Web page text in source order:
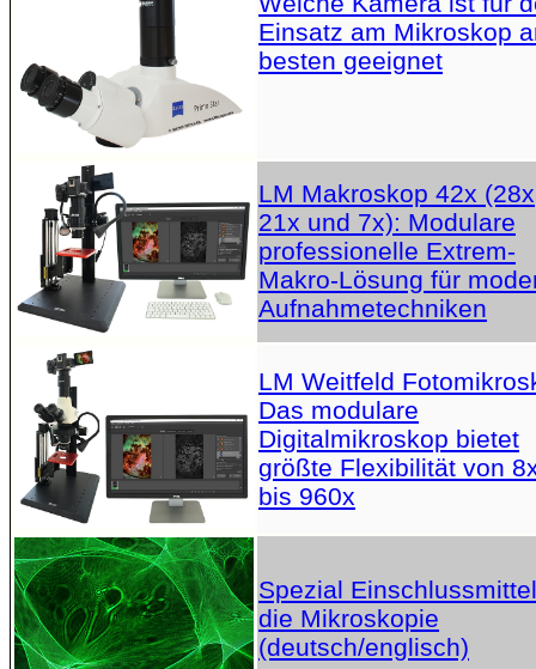
Einsatz am Mikroskop
besten geeignet
LM Makroskop 42x
21x und 7x): Modulare
professionelle Extrem-
Makro-Lösung für
Aufnahmetechniken
LM Weitfeld
Das modulare
Digitalmikroskop bietet
größte Flexibilität von
bis 960x
Spezial
die Mikroskopie
(deutsch/englisch)